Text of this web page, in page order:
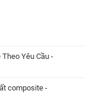
Yêu Cầu -
composite -